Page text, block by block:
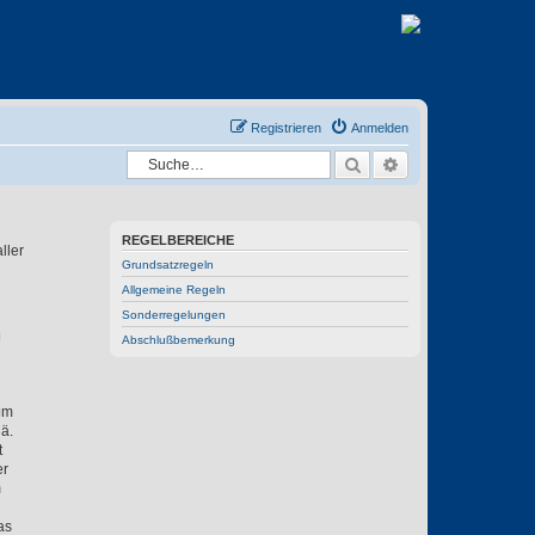
Anmelden
Registrieren
Suche
REGELBEREICHE
Grundsatzregeln
Allgemeine Regeln
Sonderregelungen
Abschlußbemerkung